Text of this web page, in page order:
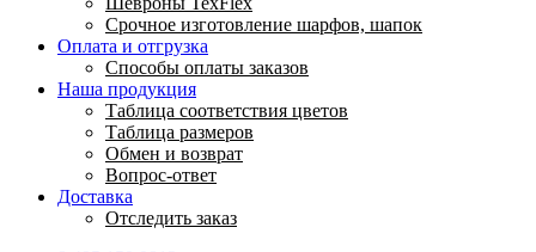
Срочное изготовление шарфов, шапок
Оплата и отгрузка
Способы оплаты заказов
Наша продукция
Таблица соответствия цветов
Таблица размеров
Обмен и возврат
Вопрос-ответ
Доставка
Отследить заказ